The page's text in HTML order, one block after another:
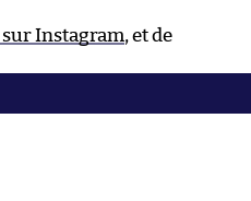
sur Instagram, et de